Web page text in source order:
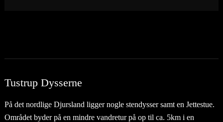
Tustrup Dysserne
På det nordlige Djursland ligger nogle stendysser samt en Jettestue.
Området byder på en mindre vandretur på op til ca. 5km i en